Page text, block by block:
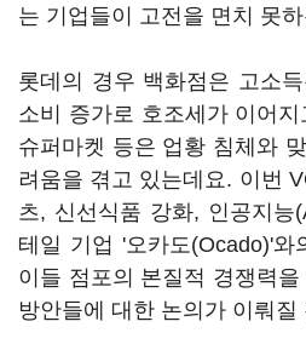
는 기업들이 고전을 면치 못
롯데의 경우 백화점은 고소
소비 증가로 호조세가 이어
슈퍼마켓 등은 업황 침체와
려움을 겪고 있는데요. 이번
츠, 신선식품 강화, 인공지능
테일 기업 '오카도(Ocado)'
이들 점포의 본질적 경쟁력
방안들에 대한 논의가 이뤄질